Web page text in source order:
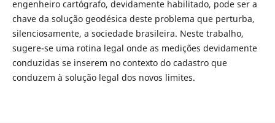
engenheiro cartógrafo, devidamente habilitado, pode ser a
chave da solução geodésica deste problema que perturba,
silenciosamente, a sociedade brasileira. Neste trabalho,
sugere-se uma rotina legal onde as medições devidamente
conduzidas se inserem no contexto do cadastro que
conduzem à solução legal dos novos limites.